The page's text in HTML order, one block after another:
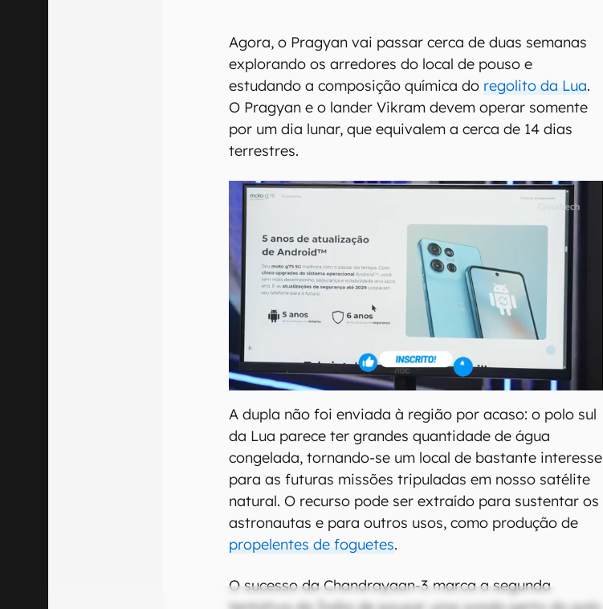
Agora, o Pragyan vai passar cerca de duas semanas
explorando os arredores do local de pouso e
estudando a composição química do regolito da Lua.
O Pragyan e o lander Vikram devem operar somente
por um dia lunar, que equivalem a cerca de 14 dias
terrestres.
A dupla não foi enviada à região por acaso: o polo sul
da Lua parece ter grandes quantidade de água
congelada, tornando-se um local de bastante interesse
para as futuras missões tripuladas em nosso satélite
natural. O recurso pode ser extraído para sustentar os
astronautas e para outros usos, como produção de
propelentes de foguetes.
O sucesso da Chandrayaan-3 marca a segunda